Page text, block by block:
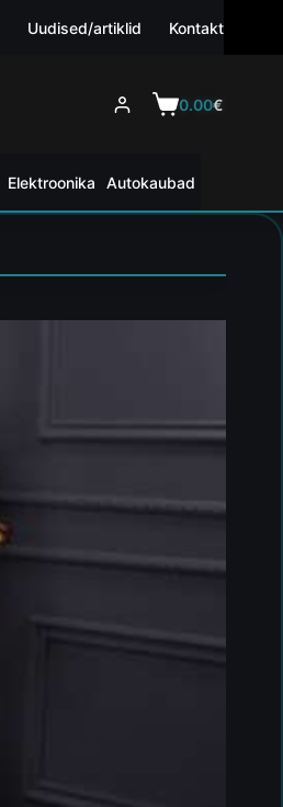
Uudised/artiklid Kontakt
0.00€
Elektroonika Autokaubad